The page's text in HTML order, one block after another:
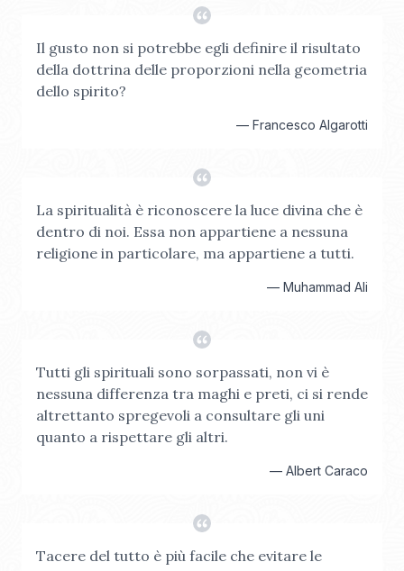
Il gusto non si potrebbe egli definire il risultato
della dottrina delle proporzioni nella geometria
dello spirito?
— Francesco Algarotti
La spiritualità è riconoscere la luce divina che è
dentro di noi. Essa non appartiene a nessuna
religione in particolare, ma appartiene a tutti.
— Muhammad Ali
Tutti gli spirituali sono sorpassati, non vi è
nessuna differenza tra maghi e preti, ci si rende
altrettanto spregevoli a consultare gli uni
quanto a rispettare gli altri.
— Albert Caraco
Tacere del tutto è più facile che evitare le